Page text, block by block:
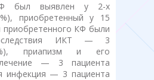
был выявлен у 2-х
приобретенный у 15
приобретенного КФ были
ИКТ — 3
приапизм и его
лечение — 3 пациента
инфекция — 3 пациента